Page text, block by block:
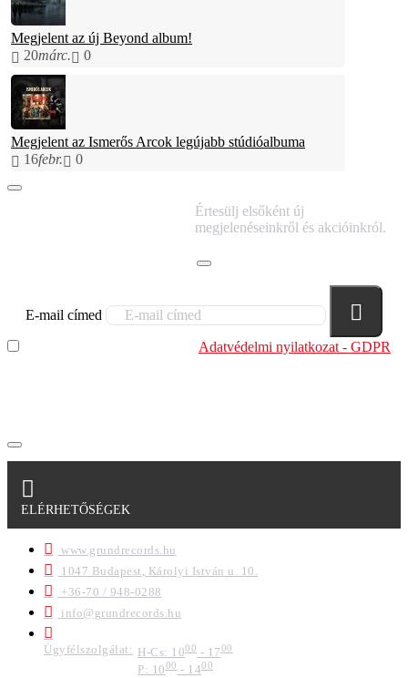
Megjelent az új Beyond album!
20márc. 0
Megjelent az Ismerős Arcok legújabb stúdióalbuma
16febr. 0
Értesülj elsőként új
megjelenéseinkről és akcióinkról.
E-mail címed
Adatvédelmi nyilatkozat - GDPR
ELÉRHETŐSÉGEK
www.grundrecords.hu
1047 Budapest, Károlyi István u. 10.
+36-70 / 948-0288
info@grundrecords.hu
Ügyfélszolgálat: H-Cs: 1000 - 1700
P: 1000- 1400